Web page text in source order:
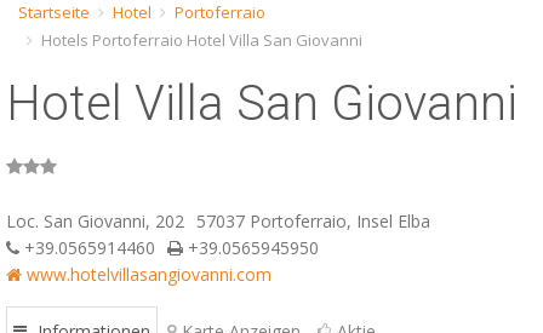
ESP
SLO
Startseite Hotel
Portoferraio
Hotels Portoferraio Hotel Villa San Giovanni
Hotel Villa San Giovanni
Loc. San Giovanni, 202 57037 Portoferraio, Insel Elba
+39.0565914460
+39.0565945950
www.hotelvillasangiovanni.com